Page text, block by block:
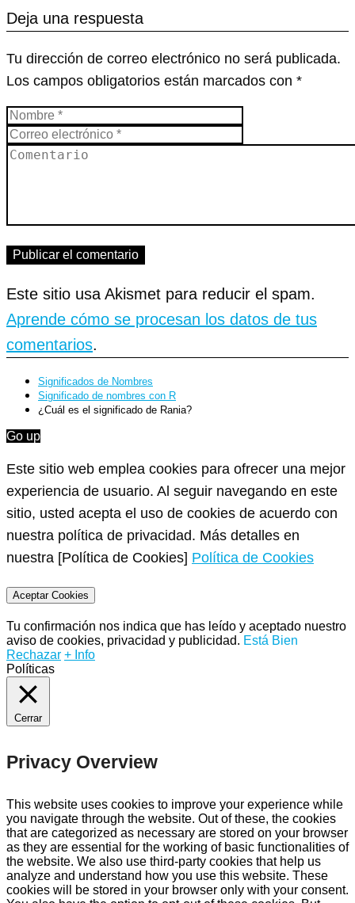
Deja una respuesta
Tu dirección de correo electrónico no será publicada.
Los campos obligatorios están marcados con *
Este sitio usa Akismet para reducir el spam.
Aprende cómo se procesan los datos de tus
comentarios.
Significados de Nombres
Significado de nombres con R
¿Cuál es el significado de Rania?
Go up
Este sitio web emplea cookies para ofrecer una mejor
experiencia de usuario. Al seguir navegando en este
sitio, usted acepta el uso de cookies de acuerdo con
nuestra política de privacidad. Más detalles en
nuestra [Política de Cookies] Política de Cookies
Aceptar Cookies
Tu confirmación nos indica que has leído y aceptado nuestro
aviso de cookies, privacidad y publicidad. Está Bien
Rechazar + Info
Políticas
Cerrar
Privacy Overview
This website uses cookies to improve your experience while
you navigate through the website. Out of these, the cookies
that are categorized as necessary are stored on your browser
as they are essential for the working of basic functionalities of
the website. We also use third-party cookies that help us
analyze and understand how you use this website. These
cookies will be stored in your browser only with your consent.